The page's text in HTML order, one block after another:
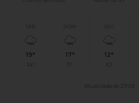
SÁB
19°
14°
DOM
17°
11°
SEG
12°
10°
Atualizado às 21h01